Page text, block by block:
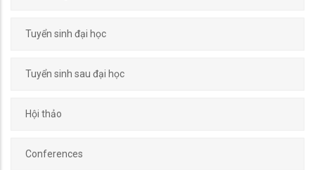
Tuyển sinh đại học
Tuyển sinh sau đại học
Hội thảo
Conferences